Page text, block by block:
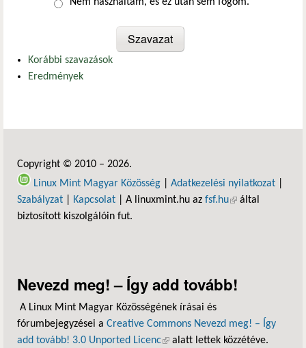
Nem használtam, és ez után sem fogom.
Korábbi szavazások
Eredmények
Copyright © 2010 – 2026.
Linux Mint Magyar Közösség
Adatkezelési nyilatkozat
Szabályzat
Kapcsolat | A linuxmint.hu az fsf.hu(külső hivatkozás)
által
biztosított kiszolgálóin fut.
Nevezd meg! – Így add tovább!
A Linux Mint Magyar Közösségének írásai és
fórumbejegyzései a Creative Commons Nevezd meg! – Így
add tovább! 3.0 Unported Licenc(külső hivatkozás)
alatt lettek közzétéve.